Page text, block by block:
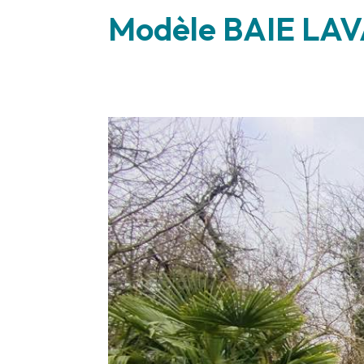
Modèle BAIE